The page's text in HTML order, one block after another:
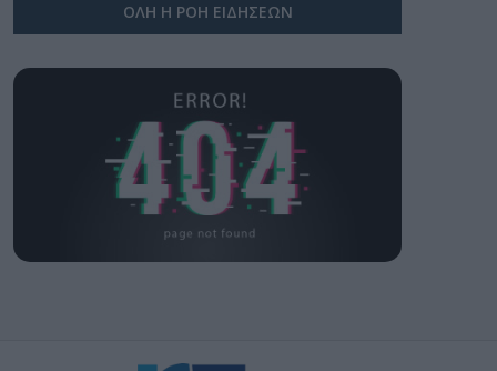
ΟΛΗ Η ΡΟΗ ΕΙΔΗΣΕΩΝ